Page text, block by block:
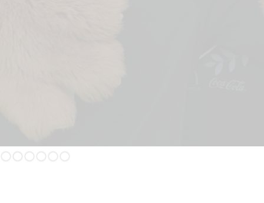
Slide 2 of 6.